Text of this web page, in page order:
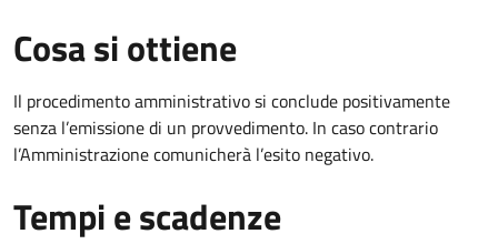
Cosa si ottiene
Il procedimento amministrativo si conclude positivamente
senza l’emissione di un provvedimento. In caso contrario
l’Amministrazione comunicherà l’esito negativo.
Tempi e scadenze